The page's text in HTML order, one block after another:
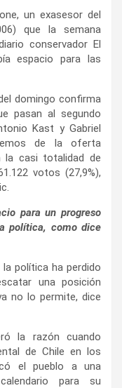
un exasesor del
que la semana
conservador El
espacio para las
domingo confirma
pasan al segundo
Kast y Gabriel
de la oferta
la casi totalidad de
votos (27,9%),
para un progreso
política, como dice
política ha perdido
una posición
no lo permite, dice
la razón cuando
de Chile en los
el pueblo a una
para su